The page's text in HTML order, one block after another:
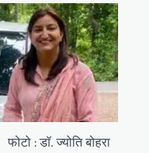
फोटो : डॉ. ज्योति बोहरा